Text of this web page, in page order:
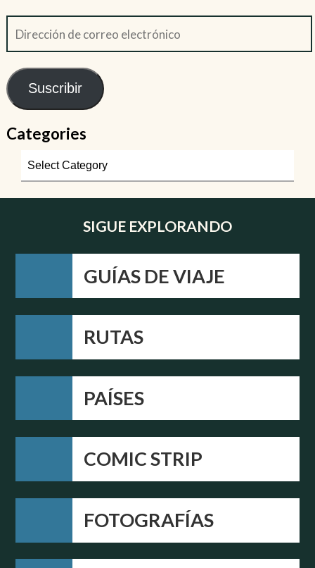
Suscribir
Categories
SIGUE EXPLORANDO
GUÍAS DE VIAJE
RUTAS
PAÍSES
COMIC STRIP
FOTOGRAFÍAS